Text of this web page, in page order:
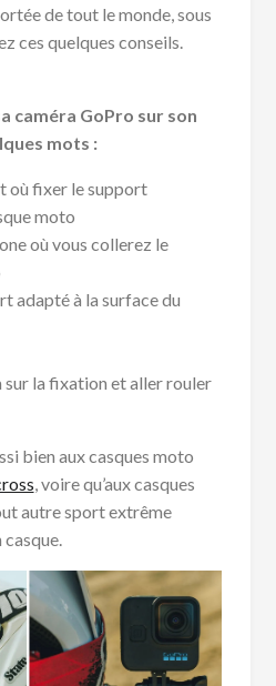
de tout le monde, sous
ces quelques conseils.
caméra GoPro sur son
mots :
où fixer le support
moto
où vous collerez le
adapté à la surface du
sur la fixation et aller rouler
bien aux casques moto
, voire qu’aux casques
autre sport extrême